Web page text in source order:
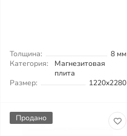
Толщина:
8 мм
Категория:
Магнезитовая
плита
Размер:
1220x2280
Продано